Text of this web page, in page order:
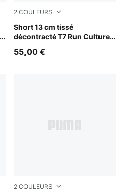
2 COULEURS
Short 13 cm tissé
décontracté T7 Run Culture
Puma Black
55,00 €
2 COULEURS